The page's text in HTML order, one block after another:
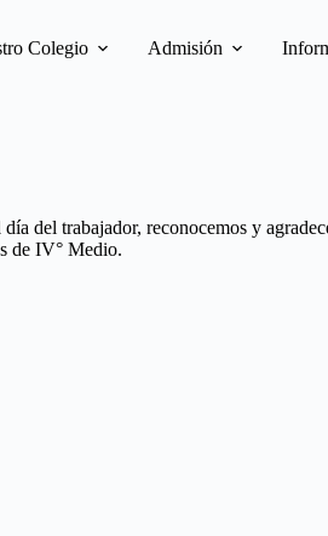
Colegio Admisión
del trabajador, reconocemos y
de IV° Medio.